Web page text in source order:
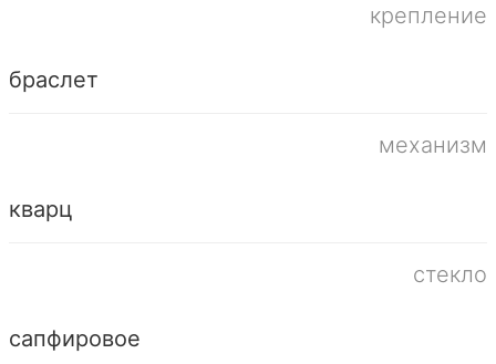
крепление
браслет
механизм
кварц
стекло
сапфировое